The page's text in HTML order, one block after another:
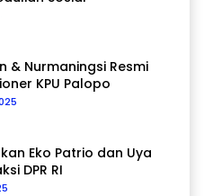
& Nurmaningsi Resmi
KPU Palopo
Eko Patrio dan Uya
DPR RI